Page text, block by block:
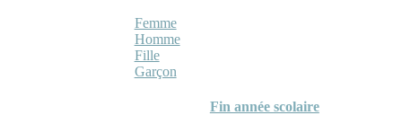
Femme
Homme
Fille
Garçon
Fin année scolaire